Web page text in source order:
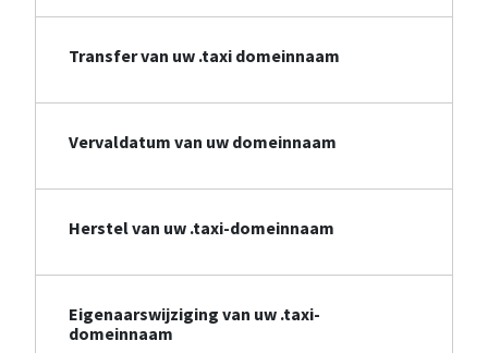
Transfer van uw .taxi domeinnaam
Vervaldatum van uw domeinnaam
Herstel van uw .taxi-domeinnaam
Eigenaarswijziging van uw .taxi-
domeinnaam